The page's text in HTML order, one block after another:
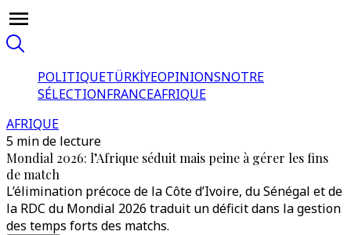
POLITIQUETÜRKİYEOPINIONSNOTRE
SÉLECTIONFRANCEAFRIQUE
AFRIQUE
5 min de lecture
Mondial 2026: l’Afrique séduit mais peine à gérer les fins
de match
L’élimination précoce de la Côte d’Ivoire, du Sénégal et de
la RDC du Mondial 2026 traduit un déficit dans la gestion
des temps forts des matchs.